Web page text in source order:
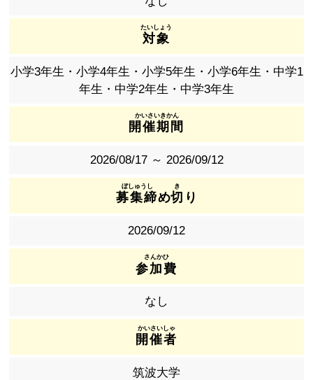
対象
小学3年生・小学4年生・小学5年生・小学6年生・中学1
年生・中学2年生・中学3年生
開催期間
2026/08/17 ～ 2026/09/12
募集締め切 り
2026/09/12
参加費
なし
開催者
筑波大学